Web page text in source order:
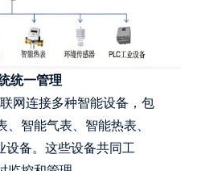
统一管理
网连接多种智能设备，包
智能气表、智能热表、
设备。这些设备共同工